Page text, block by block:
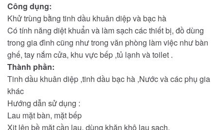
Công dụng:
Khử trùng bằng tinh dầu khuân diệp và bạc hà
Có tính năng diệt khuẩn và làm sạch các thiết bị, đồ dùng
trong gia đình cũng như trong văn phòng làm việc như bàn
ghế, tay nắm cửa, khu vực bếp ,tủ lạnh và toilet .
Thành phần:
Tinh dầu khuân diệp ,tinh dầu bạc hà ,Nước và các phụ gia
khác
Hướng dẫn sử dụng :
Lau mặt bàn, mặt bếp
Xịt lên bề mặt cần lau, dùng khăn khô lau sạch.